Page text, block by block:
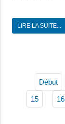
LIRE LA SUITE...
Début
15 16